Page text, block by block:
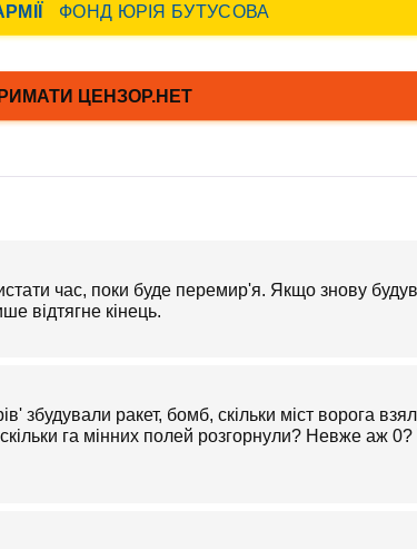
час, поки буде перемир'я. Якщо знову
відтягне кінець.
збудували ракет, бомб, скільки міст ворога
га мінних полей розгорнули? Невже аж